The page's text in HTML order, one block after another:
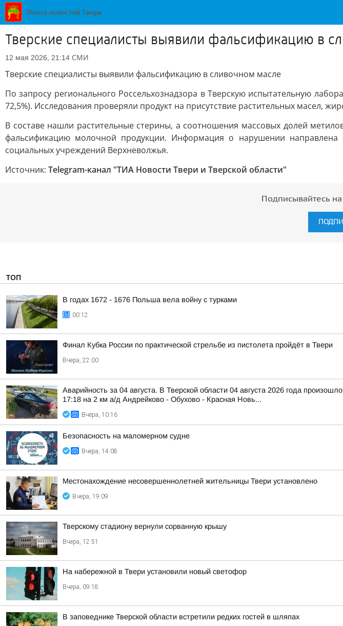
Тверские специалисты выявили фальсификацию в
12 мая 2026, 21:14 СМИ
Тверские специалисты выявили фальсификацию в сливочном масле
По запросу регионального Россельхознадзора в Тверскую испытательную
72,5%). Исследования проверяли продукт на присутствие растительных масел,
В составе нашли растительные стерины, а соотношения массовых долей
фальсификацию молочной продукции. Информация о нарушении
социальных учреждений Верхневолжья.
Источник: Telegram-канал "ТИА Новости Твери и Тверской области"
Подписывайтесь
ТОП
В годах 1672 - 1676 Польша вела войну с турками
00:12
Финал Кубка России по практической стрельбе из пистолета пройдёт в Твери
Вчера, 22:00
Аварийность за 04 августа. В Тверской области 04 августа 2026 года
17:18 на 2 км а/д Андрейково - Обухово - Красная Новь...
Вчера, 10:16
Безопасность на малoмернoм судне
Вчера, 14:08
Местонахождение несовершеннолетней жительницы Твери установлено
Вчера, 19:09
Тверскому стадиону вернули сорванную крышу
Вчера, 12:51
На набережной в Твери установили новый светофор
Вчера, 09:18
В заповеднике Тверской области встретили редких гостей в шляпах